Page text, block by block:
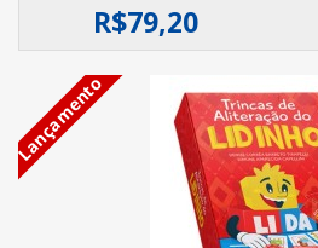
R$79,20
Lançamento